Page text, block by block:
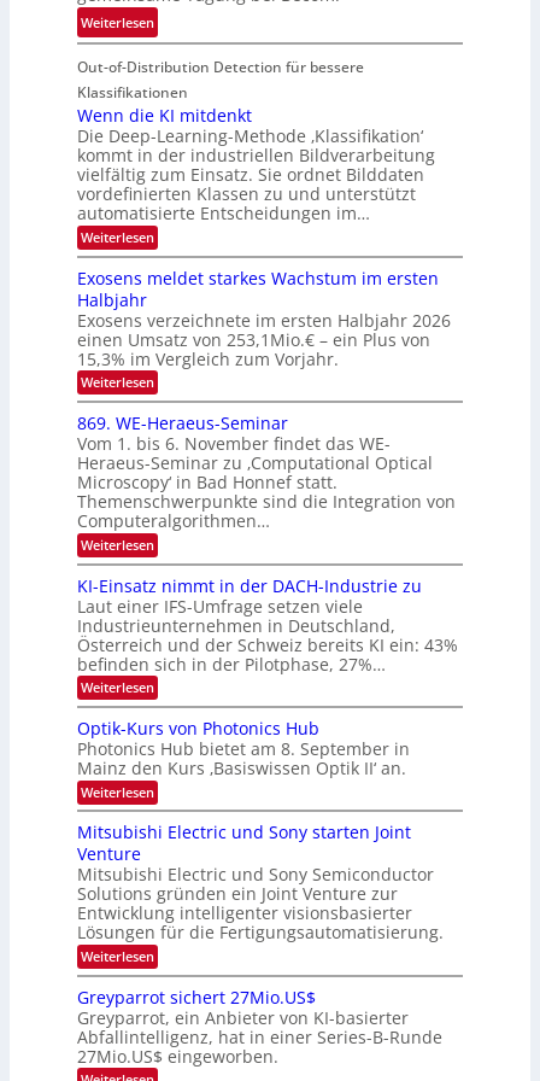
e
i
n
V
I
S
I
O
N
T
e
c
h
T
a
k
s
T
o
e
n
a
u
f
d
e
r
V
S
I
O
N
2
0
2
6
Weiterlesen:
T
a
g
u
n
g
z
u
E
l
e
t
r
o
n
k
-
u
n
d
B
i
l
d
v
e
r
a
r
b
e
i
n
g
s
-
T
r
e
n
d
s
Out-of-Distribution Detection für bessere
Klassifikationen
Wenn die KI mitdenkt
Die Deep-Learning-Methode ‚Klassifikation‘
kommt in der industriellen Bildverarbeitung
vielfältig zum Einsatz. Sie ordnet Bilddaten
vordefinierten Klassen zu und unterstützt
automatisierte Entscheidungen im…
Weiterlesen:
W
n
d
i
e
K
I
m
i
t
d
e
n
k
t
Exosens meldet starkes Wachstum im ersten
Halbjahr
Exosens verzeichnete im ersten Halbjahr 2026
einen Umsatz von 253,1Mio.€ – ein Plus von
15,3% im Vergleich zum Vorjahr.
Weiterlesen:
E
x
o
s
e
n
s
m
e
l
d
e
t
s
t
a
r
k
e
W
a
c
h
s
u
i
m
e
r
s
t
e
n
H
a
l
b
j
869. WE-Heraeus-Seminar
Vom 1. bis 6. November findet das WE-
Heraeus-Seminar zu ‚Computational Optical
Microscopy‘ in Bad Honnef statt.
Themenschwerpunkte sind die Integration von
Computeralgorithmen…
Weiterlesen:
8
9
.
W
E
-
H
e
r
a
e
u
s
-
S
e
n
a
r
KI-Einsatz nimmt in der DACH-Industrie zu
Laut einer IFS-Umfrage setzen viele
Industrieunternehmen in Deutschland,
Österreich und der Schweiz bereits KI ein: 43%
befinden sich in der Pilotphase, 27%…
Weiterlesen:
K
-
E
i
n
s
a
t
n
m
m
t
i
n
d
e
r
D
A
C
Optik-Kurs von Photonics Hub
Photonics Hub bietet am 8. September in
Mainz den Kurs ‚Basiswissen Optik II‘ an.
Weiterlesen:
O
p
t
k
-
K
u
r
s
v
o
n
P
h
o
t
Mitsubishi Electric und Sony starten Joint
Venture
Mitsubishi Electric und Sony Semiconductor
Solutions gründen ein Joint Venture zur
Entwicklung intelligenter visionsbasierter
Lösungen für die Fertigungsautomatisierung.
Weiterlesen:
M
t
s
u
b
i
Greyparrot sichert 27Mio.US$
Greyparrot, ein Anbieter von KI-basierter
Abfallintelligenz, hat in einer Series-B-Runde
27Mio.US$ eingeworben.